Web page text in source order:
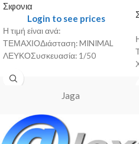
Σιφονια
Login to see prices
Η τιμή είναι ανά:
ΤΕΜΑΧΙΟΔιάσταση: MINIMAL
ΛΕΥΚΟΣυσκευασία: 1/50
Jaga